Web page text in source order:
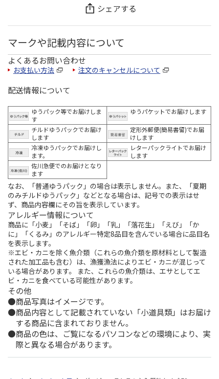
シェアする
マークや記載内容について
よくあるお問い合わせ
お支払い方法 注文のキャンセルについて
配送情報について
ゆうパック等でお届けしま
す
ゆうパケットでお届けします
チルドゆうパックでお届け
します
定形外郵便(簡易書留)でお届
けします
冷凍ゆうパックでお届けし
ます。
レターパックライトでお届け
します
佐川急便でのお届けとなり
ます
なお、「普通ゆうパック」の場合は表示しません。また、「夏期
のみチルドゆうパック」などとなる場合は、記号での表示はせ
ず、商品内容欄にその旨を表示しています。
アレルギー情報について
商品に「小麦」「そば」「卵」「乳」「落花生」「えび」「か
に」「くるみ」のアレルギー特定8品目を含んでいる場合に品目名
を表示します。
※エビ・カニを除く魚介類（これらの魚介類を原材料として製造
された加工品も含む）は、漁獲漁法によりエビ・カニが混じって
いる場合があります。 また、これらの魚介類は、エサとしてエ
ビ・カニを食べている可能性があります。
その他
商品写真はイメージです。
商品内容として記載されていない「小道具類」はお届け
する商品に含まれておりません。
商品の色は、ご覧になるパソコンなどの環境により、実
際と異なる場合があります。